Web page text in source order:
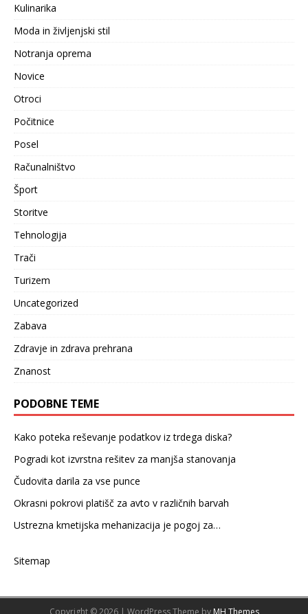
Kulinarika
Moda in življenjski stil
Notranja oprema
Novice
Otroci
Počitnice
Posel
Računalništvo
Šport
Storitve
Tehnologija
Trači
Turizem
Uncategorized
Zabava
Zdravje in zdrava prehrana
Znanost
PODOBNE TEME
Kako poteka reševanje podatkov iz trdega diska?
Pogradi kot izvrstna rešitev za manjša stanovanja
Čudovita darila za vse punce
Okrasni pokrovi platišč za avto v različnih barvah
Ustrezna kmetijska mehanizacija je pogoj za…
Sitemap
Copyright © 2026 | WordPress Theme by MH Themes